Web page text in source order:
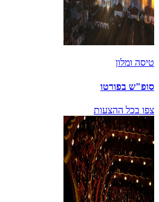
טיסה ומלון
סופ"ש בפורטו
צפו בכל ההצעות